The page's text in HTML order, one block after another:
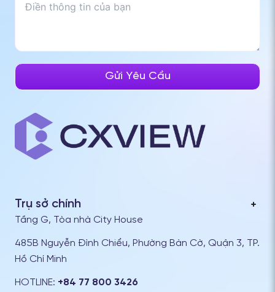
Trụ sở chính
Tầng G, Tòa nhà City House
485B Nguyễn Đình Chiểu, Phường Bàn Cờ, Quận 3, TP.
Hồ Chí Minh
HOTLINE: +84 77 800 3426